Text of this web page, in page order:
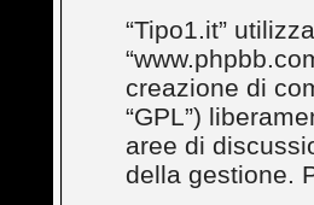
“Tipo1.it”
creazione di
“GPL”)
aree di
della gestione.